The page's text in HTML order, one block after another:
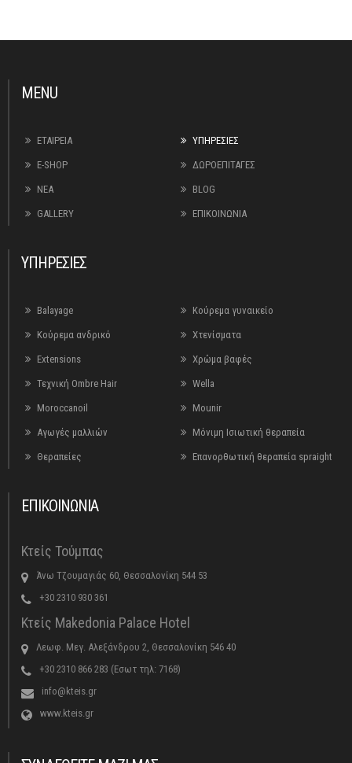
MENU
ΕΤΑΙΡΕΙΑ ΥΠΗΡΕΣΙΕΣ
E-SHOP ΔΩΡΟΕΠΙΤΑΓΕΣ
ΝΕΑ BLOG
GALLERY ΕΠΙΚΟΙΝΩΝΙΑ
ΥΠΗΡΕΣΙΕΣ
Balayage Κούρεμα γυναικείο
Κούρεμα ανδρικό Χτενίσματα
Extensions Χρώμα βαφές
Τεχνική Ombre Hair Wella
Moroccanoil Mounir
Αγωγές μαλλιών Μόνιμη Ισιωτική θεραπεία
Θεραπείες Επανορθωτική θεραπεία spraight
ΕΠΙΚΟΙΝΩΝΙΑ
Κτείς Τούμπας
Άνω Τζουμαγιάς 60, Θεσσαλονίκη 544 53
+30 2310 930 361
Κτείς Makedonia Palace Hotel
Λεωφ. Μεγ. Αλεξάνδρου 2, Θεσσαλονίκη 546 40
+30 2310 866 283 (Εσωτ τηλ: 7168)
info@kteis.gr
www.kteis.gr